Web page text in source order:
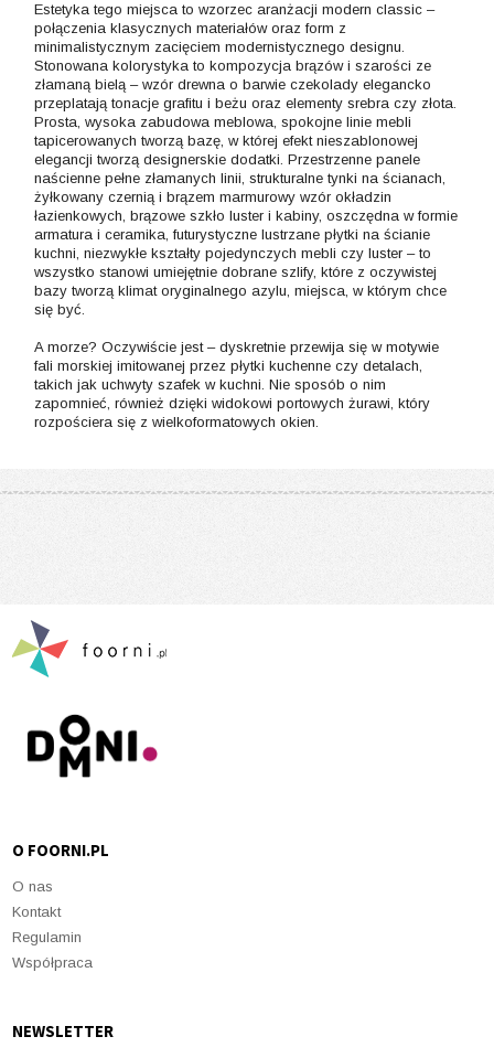
Estetyka tego miejsca to wzorzec aranżacji modern classic –
połączenia klasycznych materiałów oraz form z
minimalistycznym zacięciem modernistycznego designu.
Stonowana kolorystyka to kompozycja brązów i szarości ze
złamaną bielą – wzór drewna o barwie czekolady elegancko
przeplatają tonacje grafitu i beżu oraz elementy srebra czy złota.
Prosta, wysoka zabudowa meblowa, spokojne linie mebli
tapicerowanych tworzą bazę, w której efekt nieszablonowej
elegancji tworzą designerskie dodatki. Przestrzenne panele
naścienne pełne złamanych linii, strukturalne tynki na ścianach,
żyłkowany czernią i brązem marmurowy wzór okładzin
łazienkowych, brązowe szkło luster i kabiny, oszczędna w formie
armatura i ceramika, futurystyczne lustrzane płytki na ścianie
kuchni, niezwykłe kształty pojedynczych mebli czy luster – to
wszystko stanowi umiejętnie dobrane szlify, które z oczywistej
bazy tworzą klimat oryginalnego azylu, miejsca, w którym chce
się być.
A morze? Oczywiście jest – dyskretnie przewija się w motywie
fali morskiej imitowanej przez płytki kuchenne czy detalach,
takich jak uchwyty szafek w kuchni. Nie sposób o nim
zapomnieć, również dzięki widokowi portowych żurawi, który
rozpościera się z wielkoformatowych okien.
O FOORNI.PL
O nas
Kontakt
Regulamin
Współpraca
NEWSLETTER